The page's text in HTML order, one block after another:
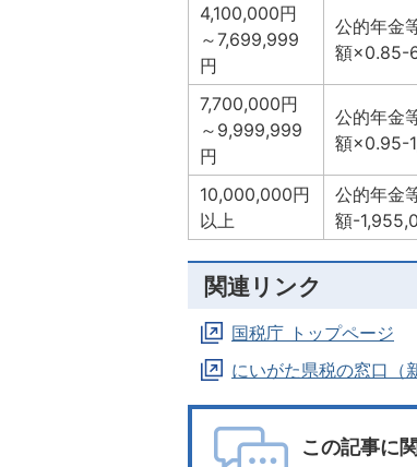
4,100,000円
～7,699,999
円
公的年金
額×0.85-
7,700,000円
～9,999,999
円
公的年金
額×0.95-
10,000,000円
以上
公的年金
額-
関連リンク
国税庁 トップページ
にいがた県税の窓口（
この記事に